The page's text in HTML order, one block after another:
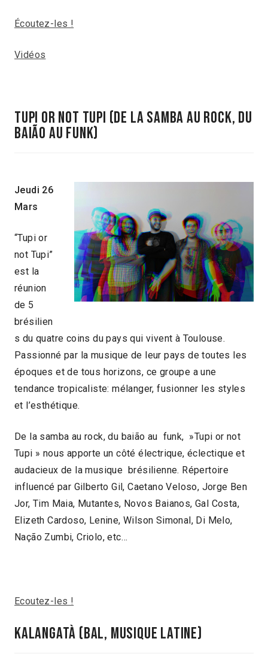
Écoutez-les !
Vidéos
tupi or not tupi (de la samba au rock, du
baião au funk)
Jeudi 26
Mars
“Tupi or
not Tupi”
est la
réunion
de 5
brésilien
s du quatre coins du pays qui vivent à Toulouse.
Passionné par la musique de leur pays de toutes les
époques et de tous horizons, ce groupe a une
tendance tropicaliste: mélanger, fusionner les styles
et l’esthétique.
De la samba au rock, du baião au funk, »Tupi or not
Tupi » nous apporte un côté électrique, éclectique et
audacieux de la musique brésilienne. Répertoire
influencé par Gilberto Gil, Caetano Veloso, Jorge Ben
Jor, Tim Maia, Mutantes, Novos Baianos, Gal Costa,
Elizeth Cardoso, Lenine, Wilson Simonal, Di Melo,
Nação Zumbi, Criolo, etc…
Ecoutez-les !
kalangatà (bal, musique latine)